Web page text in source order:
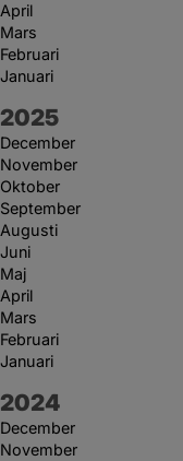
April
Mars
Februari
Januari
År:
2025
December
November
Oktober
September
Augusti
Juni
Maj
April
Mars
Februari
Januari
År:
2024
December
November